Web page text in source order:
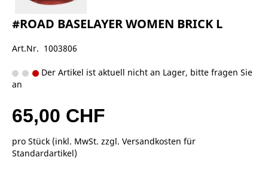
#ROAD BASELAYER WOMEN BRICK L
Art.Nr. 1003806
Der Artikel ist aktuell nicht an Lager, bitte fragen Sie
an
65,00 CHF
pro Stück (inkl. MwSt. zzgl. Versandkosten für
Standardartikel)